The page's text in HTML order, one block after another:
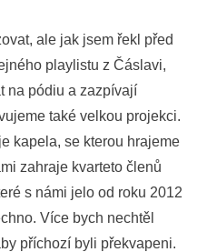
ale jak jsem řekl před
playlistu z Čáslavi,
na pódiu a zazpívají
také velkou projekci.
kapela, se kterou hrajeme
zahraje kvarteto členů
s námi jelo od roku 2012
Více bych nechtěl
příchozí byli překvapeni.